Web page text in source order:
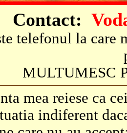
Contact:
telefonul la
MULTUMESC
mea reiese ca
indiferent